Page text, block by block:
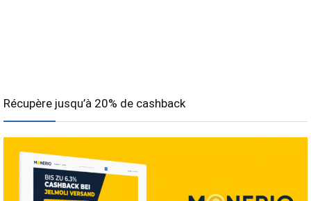
Récupère jusqu’à 20% de cashback